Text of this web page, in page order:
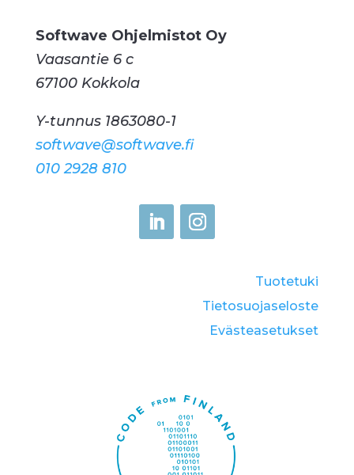
Softwave Ohjelmistot Oy
Vaasantie 6 c
67100 Kokkola
Y-tunnus 1863080-1
softwave@softwave.fi
010 2928 810
Tuotetuki
Tietosuojaseloste
Eväste­asetukset